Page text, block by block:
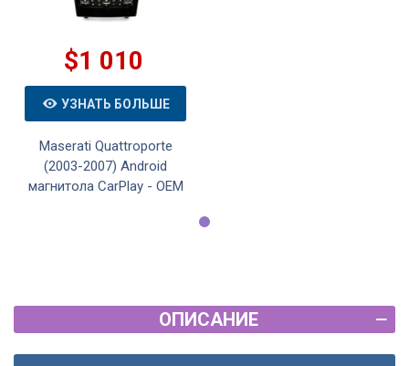
$1 010
УЗНАТЬ БОЛЬШЕ
Maserati Quattroporte
(2003-2007) Android
магнитола CarPlay - OEM
ОПИСАНИЕ